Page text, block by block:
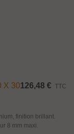
X 30126,48 € TTC
finition brillant.
8 mm maxi.